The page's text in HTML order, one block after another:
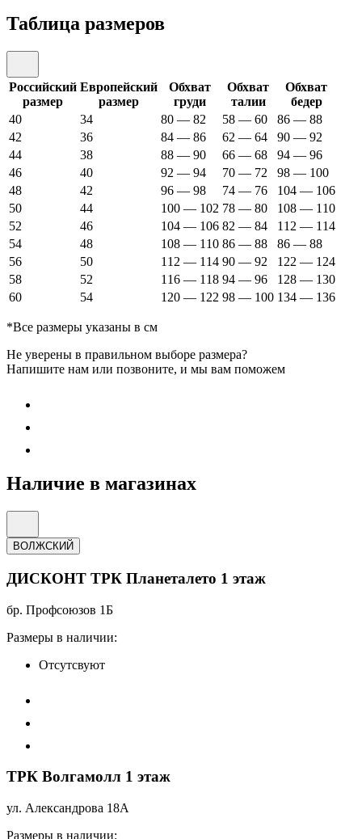
Таблица размеров
Российский
размер
Европейский
размер
Обхват
груди
Обхват
талии
Обхват
бедер
40
34 80 — 82 58 — 60
86 — 88
42
36 84 — 86 62 — 64
90 — 92
44
38 88 — 90 66 — 68
94 — 96
46
40 92 — 94 70 — 72
98 — 100
48
42 96 — 98 74 — 76
104 — 106
50
44 100 — 102 78 — 80
108 — 110
52
46 104 — 106 82 — 84
112 — 114
54
48 108 — 110 86 — 88
86 — 88
56
50 112 — 114 90 — 92
122 — 124
58
52 116 — 118 94 — 96
128 — 130
60
54 120 — 122 98 — 100 134 — 136
*Все размеры указаны в см
Не уверены в правильном выборе размера?
Напишите нам или позвоните, и мы вам поможем
Наличие в магазинах
ВОЛЖСКИЙ
ДИСКОНТ ТРК Планеталето 1 этаж
бр. Профсоюзов 1Б
Размеры в наличии:
Отсутсвуют
ТРК Волгамолл 1 этаж
ул. Александрова 18А
Размеры в наличии: